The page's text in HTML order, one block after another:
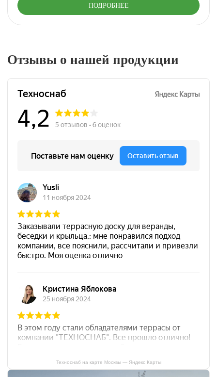
ПОДРОБНЕЕ
Отзывы о нашей продукции
Техноснаб на карте Москвы — Яндекс Карты